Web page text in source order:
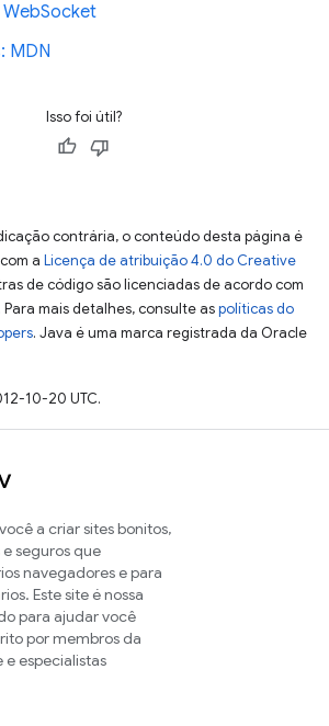
MDN
Isso foi útil?
contrária, o conteúdo desta página é
a Licença de atribuição 4.0 do Creative
de código são licenciadas de acordo com
. Para mais detalhes, consulte aspolíticas do
. Java é uma marca registrada da Oracle
10-20 UTC.
a criar sites bonitos,
e seguros que
navegadores e para
Este site é nossa
para ajudar você
por membros da
especialistas